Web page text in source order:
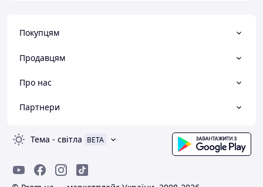
Покупцям
Продавцям
Про нас
Партнери
Тема - світла BETA